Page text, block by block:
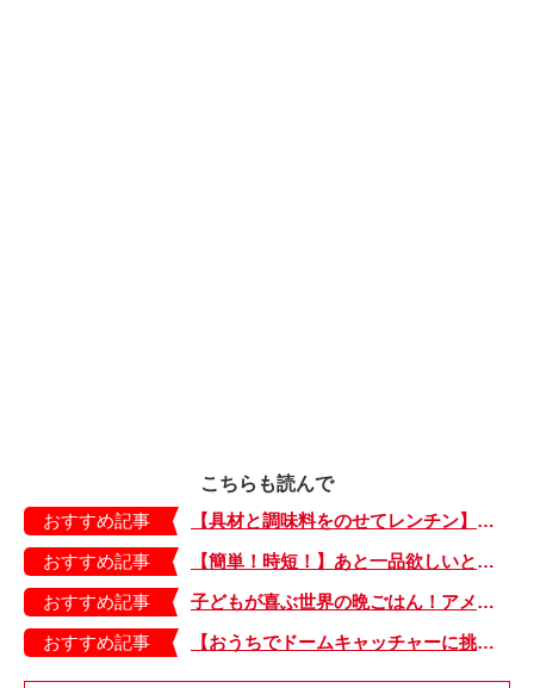
こちらも読んで
おすすめ記事
【具材と調味料をのせてレンチン】ケチャップ×バターの王道味！「うどんナポリタン」のできあがり♪
おすすめ記事
【簡単！時短！】あと一品欲しいときにおすすめの「卵とレタスの炒めもの」のレシピ
おすすめ記事
子どもが喜ぶ世界の晩ごはん！アメリカのフライドチキン＆フライドポテト
おすすめ記事
【おうちでドームキャッチャーに挑戦だ】アンパンマン わくわくドームキャッチャー